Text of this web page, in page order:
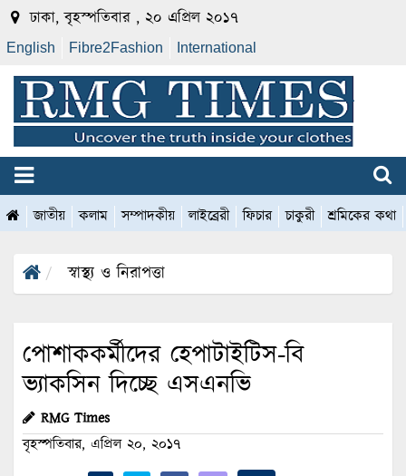
ঢাকা, বৃহস্পতিবার , ২০ এপ্রিল ২০১৭
English Fibre2Fashion International
জাতীয় কলাম সম্পাদকীয় লাইব্রেরী ফিচার চাকুরী শ্রমিকের কথা
স্বাস্থ্য ও নিরাপত্তা
পোশাককর্মীদের হেপাটাইটিস-বি
ভ্যাকসিন দিচ্ছে এসএনভি
RMG Times
বৃহস্পতিবার, এপ্রিল ২০, ২০১৭